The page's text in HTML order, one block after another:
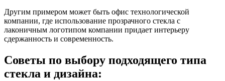
Другим примером может быть офис технологической
компании, где использование прозрачного стекла с
лаконичным логотипом компании придает интерьеру
сдержанность и современность.
Советы по выбору подходящего типа
стекла и дизайна: